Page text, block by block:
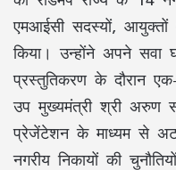
एमआईसी सदस्यों,
किया। उन्होंने अपने
प्रस्तुतिकरण के दौरान
उप मुख्यमंत्री श्री अरुण
प्रेजेंटेशन के माध्यम से
नगरीय निकायों की